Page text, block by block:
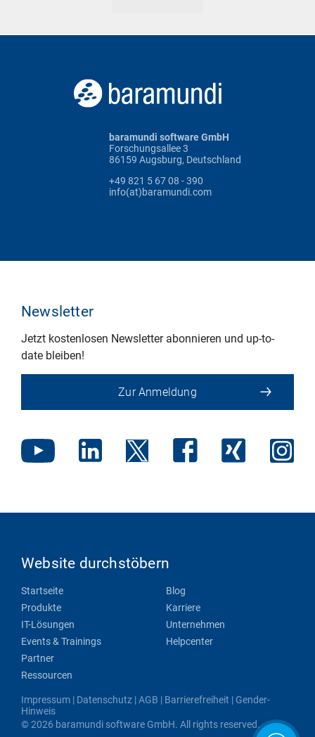
baramundi software GmbH
Forschungsallee 3
86159 Augsburg, Deutschland
+49 821 5 67 08 - 390
info(at)baramundi.com
Newsletter
Jetzt kostenlosen Newsletter abonnieren und up-to-
date bleiben!
Zur Anmeldung
Website durchstöbern
Startseite
Produkte
IT-Lösungen
Events & Trainings
Partner
Ressourcen
Blog
Karriere
Unternehmen
Helpcenter
Impressum | Datenschutz |AGB | Barrierefreiheit | Gender-
Hinweis
© 2026 baramundi software GmbH. All rights reserved.